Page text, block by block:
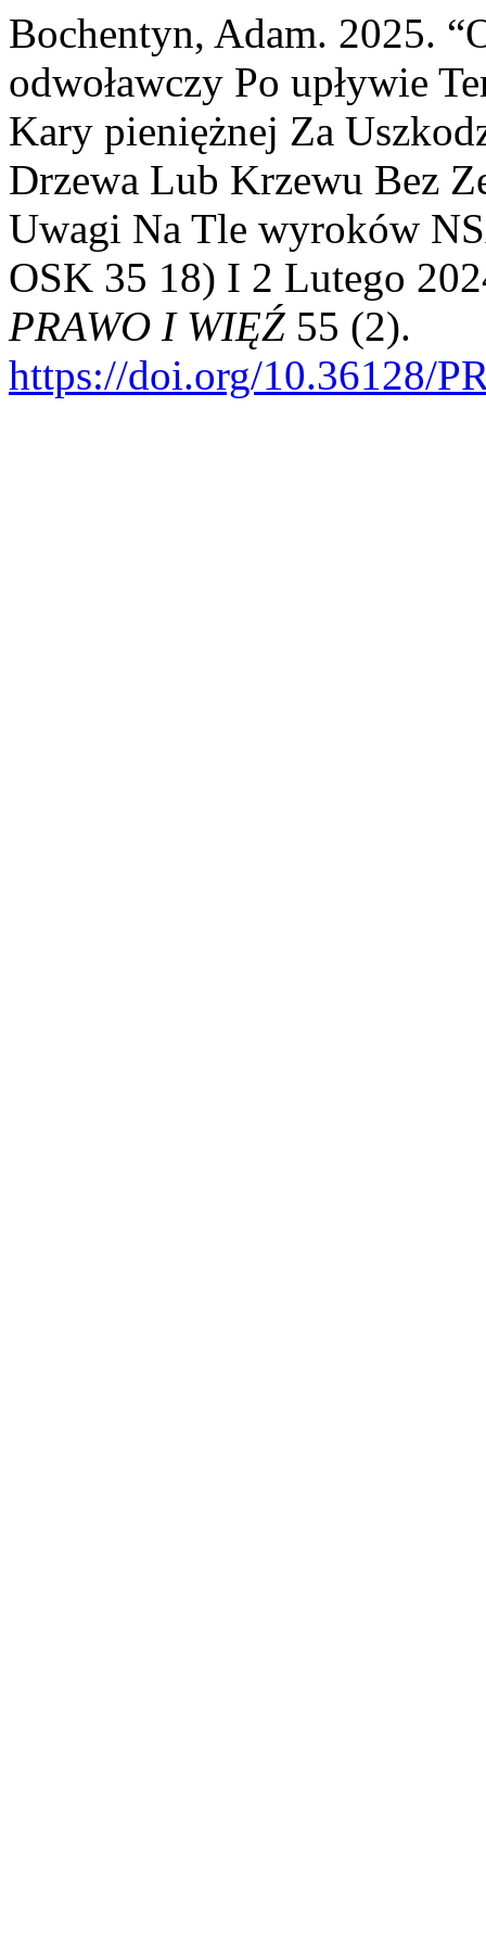
Bochentyn, Adam. 2025.
odwoławczy Po upływie
Kary pieniężnej Za
Drzewa Lub Krzewu Bez
Uwagi Na Tle wyroków
OSK 35 18) I 2 Lutego
PRAWO I WIĘŹ 55 (2).
https://doi.org/10.36128/